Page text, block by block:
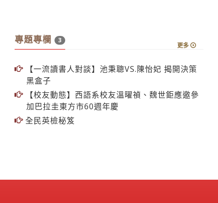
專題專欄 3
更多
【一流讀書人對談】池秉聰VS.陳怡妃 揭開決策
黑盒子
【校友動態】西語系校友溫曜禎、魏世鉅應邀參
加巴拉圭東方市60週年慶
全民英檢秘笈